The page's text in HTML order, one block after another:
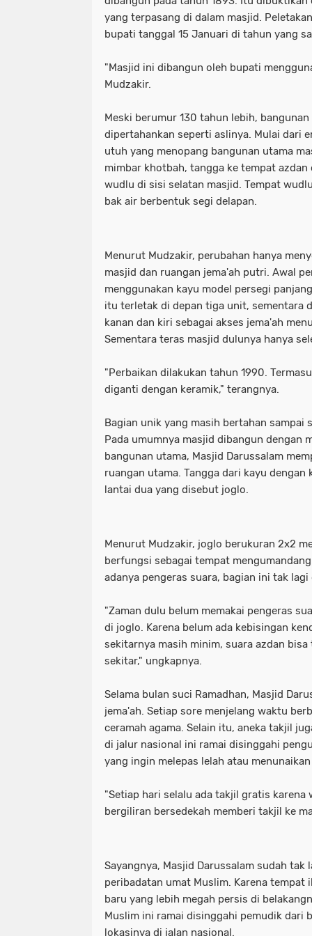
Motret Warga di Ruang Publik Harus
Perkuat Ketahanan Pangan Menuju
Polres Pelabuhan Tanjung Perak
Polri Tetapkan Tiga Tersangka Kasus
Polsek Kenjeran Ungkap Kasus
Program Walikota Surabaya Eri
Tuding PT. DABN Bohong Terkait
Waka DPR: Kado Istimewa di Hari
_Lokasi ditemukan pemuda tewas
_Prabowo menunjuk Komjen Pol
(Kemenkum). (Arsip Humas
_Tangkapan layar video banjir rob di
- Maruarar mengatakan rumah
pendapatan ini. (Foto: ANTARA FOTO/
'Tuntut Pangkas Pemotongan Biaya
"Jalur Lintas Selatan (JLS) Kelok
"Sikap Miftah Maulana alias Gus
Presiden Prabowo Subianto. Antara
*BIADAB! Wartawan Disekap
*Polres Bangkalan Berhasil
•Guru besar Padepokan Laskar
•Pada pekan ini 1 Mobil Nyebur
14 Masjid Megah di Indonesia
15 Tempat Wisata di Tuban Cocok
3 Organisasi Jurnalis Tolak Program
mayoritas etle meluap hingga
ojol gelar demo digedung dpr
polres pelabuhan tanjung perak
polres pelabuhan tanjung perak
polri tetapkan tiga tersangka
polsek pabean cantikan ungkap
program walikota surabaya eri
tuding pt. dabn bohong terkait
waka dpr: kado istimewa di hari
_lokasi ditemukan pemuda tewas
_prabowo menunjuk komjen pol
(kemenkum). (arsip humas
_tangkapan layar video banjir rob
- maruarar mengatakan rumah
- muhammad iqbal khatami
'tuntut pangkas pemotongan biaya
"jalur lintas selatan (jls) kelok
"presiden ri prabowo subianto.
"sikap miftah maulana alias gus
khusus presiden prabowo subianto.
*biadab! wartawan disekap
*polres bangkalan berhasil
•ilustrasi. kompolnas meminta
129 pkl di jembatan suramadu
14 masjid megah di indonesia
15 tempat wisata di tuban cocok
yang terpasang di dalam masjid.
bupati tanggal 15 Januari di tahun yang
"Masjid ini dibangun oleh bupati
Mudzakir.
Meski berumur 130 tahun lebih,
dipertahankan seperti aslinya. Mulai dari
utuh yang menopang bangunan utama
mimbar khotbah, tangga ke tempat
wudlu di sisi selatan masjid. Tempat
bak air berbentuk segi delapan.
Menurut Mudzakir, perubahan hanya
masjid dan ruangan jema'ah putri. Awal
menggunakan kayu model persegi
itu terletak di depan tiga unit, sementara
kanan dan kiri sebagai akses jema'ah
Sementara teras masjid dulunya hanya
"Perbaikan dilakukan tahun 1990.
diganti dengan keramik," terangnya.
Bagian unik yang masih bertahan sampai
Pada umumnya masjid dibangun dengan
bangunan utama, Masjid Darussalam
ruangan utama. Tangga dari kayu dengan
lantai dua yang disebut joglo.
Menurut Mudzakir, joglo berukuran 2x2
berfungsi sebagai tempat
adanya pengeras suara, bagian ini tak
"Zaman dulu belum memakai pengeras
di joglo. Karena belum ada kebisingan
sekitarnya masih minim, suara azdan
sekitar," ungkapnya.
Selama bulan suci Ramadhan, Masjid
jema'ah. Setiap sore menjelang waktu
ceramah agama. Selain itu, aneka takjil
di jalur nasional ini ramai disinggahi
yang ingin melepas lelah atau
"Setiap hari selalu ada takjil gratis karena
bergiliran bersedekah memberi takjil ke
Sayangnya, Masjid Darussalam sudah
peribadatan umat Muslim. Karena tempat
baru yang lebih megah persis di
Muslim ini ramai disinggahi pemudik dari
lokasinya di jalan nasional.